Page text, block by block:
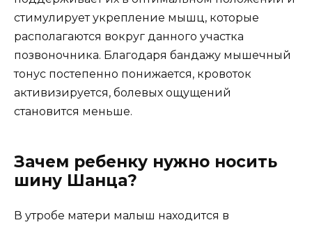
стимулирует укрепление мышц, которые
располагаются вокруг данного участка
позвоночника. Благодаря бандажу мышечный
тонус постепенно понижается, кровоток
активизируется, болевых ощущений
становится меньше.
Зачем ребенку нужно носить
шину Шанца?
В утробе матери малыш находится в